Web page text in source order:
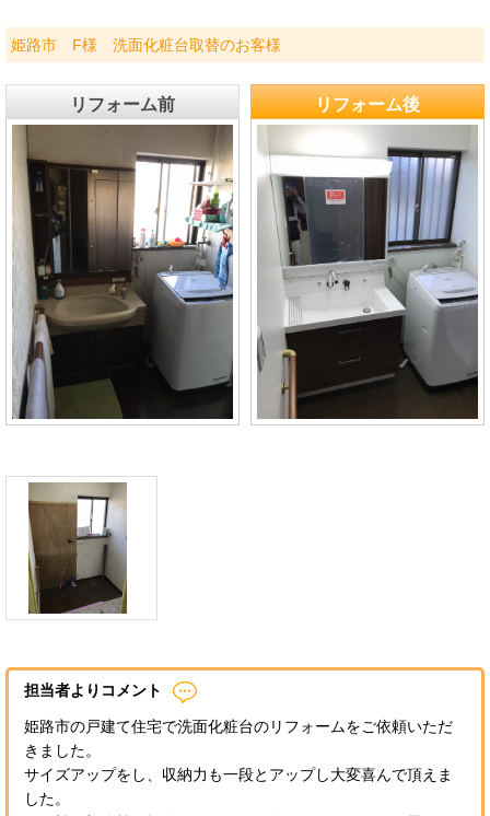
姫路市 F様 洗面化粧台取替のお客様
リフォーム前 リフォーム後
担当者よりコメント
姫路市の戸建て住宅で洗面化粧台のリフォームをご依頼いただ
きました。
サイズアップをし、収納力も一段とアップし大変喜んで頂えま
した。